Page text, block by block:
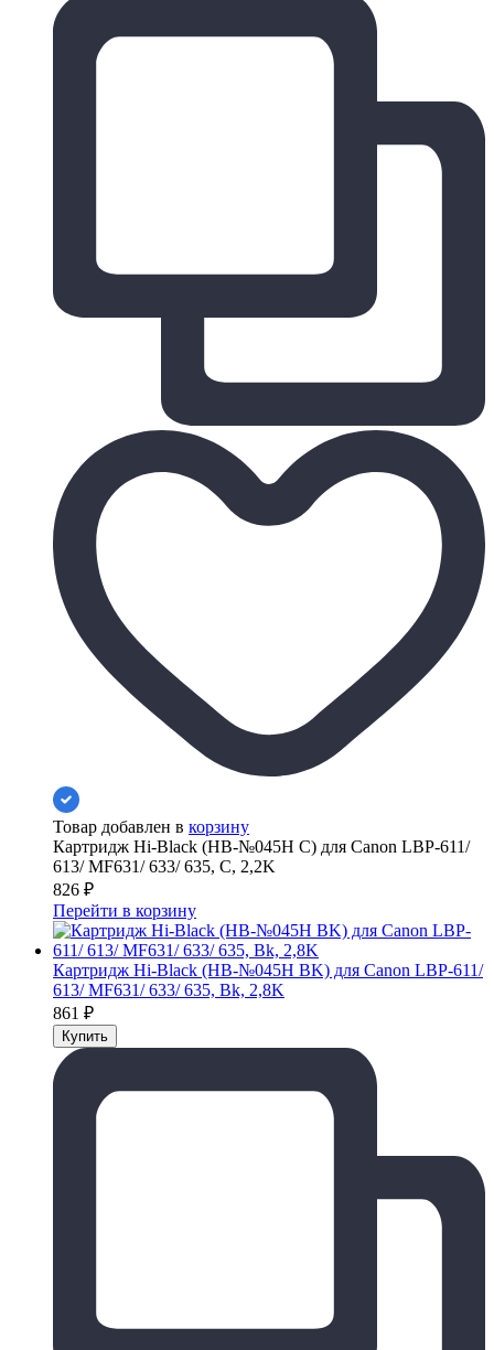
Товар добавлен в корзину
Картридж Hi-Black (HB-№045H C) для Canon LBP-611/
613/ MF631/ 633/ 635, C, 2,2K
826 ₽
Перейти в корзину
Картридж Hi-Black (HB-№045H BK) для Canon LBP-611/
613/ MF631/ 633/ 635, Bk, 2,8K
861 ₽